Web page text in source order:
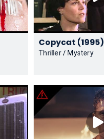
Copycat (1995)
Thriller / Mystery